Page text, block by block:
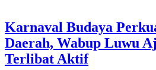
Karnaval Budaya
Daerah, Wabup Luwu
Terlibat Aktif